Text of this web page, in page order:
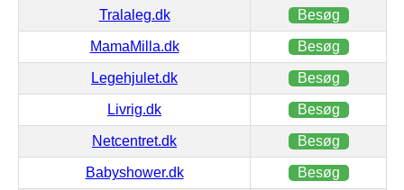
Tralaleg.dk Besøg
MamaMilla.dk Besøg
Legehjulet.dk Besøg
Livrig.dk Besøg
Netcentret.dk Besøg
Babyshower.dk Besøg